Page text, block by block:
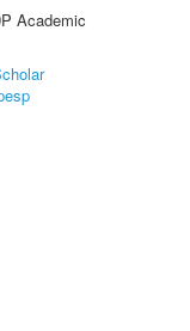
Academic